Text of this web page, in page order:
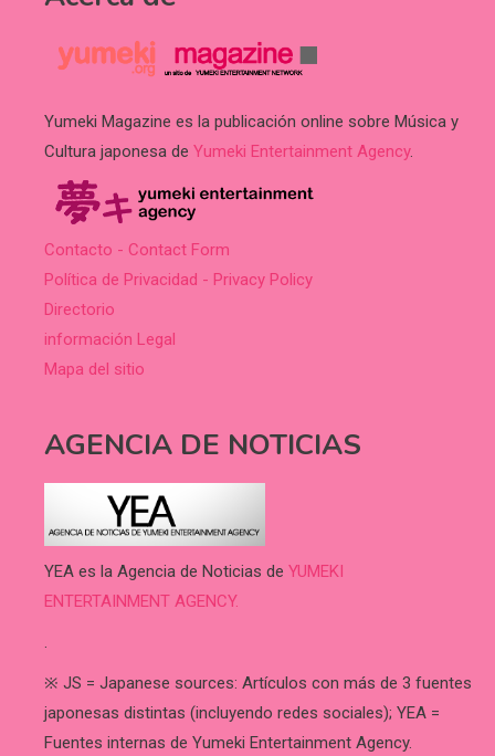
Yumeki Magazine es la publicación online sobre Música y
Cultura japonesa de Yumeki Entertainment Agency.
Contacto - Contact Form
Política de Privacidad - Privacy Policy
Directorio
información Legal
Mapa del sitio
AGENCIA DE NOTICIAS
YEA es la Agencia de Noticias de YUMEKI
ENTERTAINMENT AGENCY.
.
※ JS = Japanese sources: Artículos con más de 3 fuentes
japonesas distintas (incluyendo redes sociales); YEA =
Fuentes internas de Yumeki Entertainment Agency.